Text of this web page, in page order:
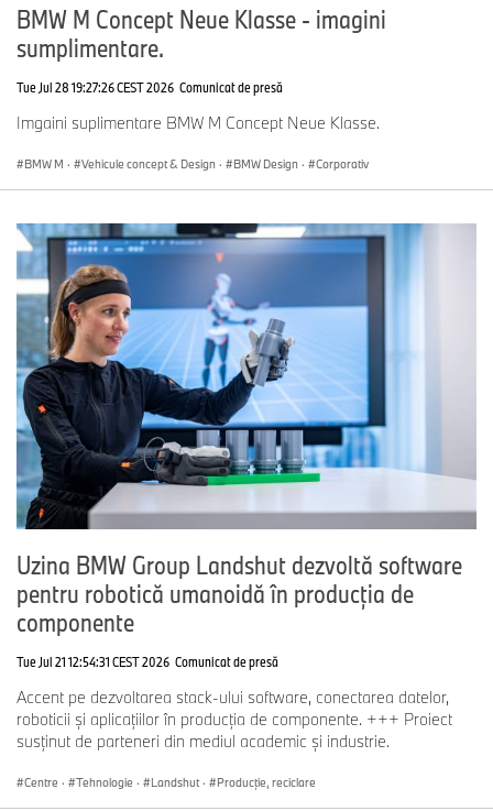
BMW M Concept Neue Klasse - imagini
sumplimentare.
Tue Jul 28 19:27:26 CEST 2026 Comunicat de presă
Imgaini suplimentare BMW M Concept Neue Klasse.
BMW M · Vehicule concept & Design · BMW Design · Corporativ
Uzina BMW Group Landshut dezvoltă software
pentru robotică umanoidă în producția de
componente
Tue Jul 21 12:54:31 CEST 2026 Comunicat de presă
Accent pe dezvoltarea stack-ului software, conectarea datelor,
roboticii și aplicațiilor în producția de componente. +++ Proiect
susținut de parteneri din mediul academic și industrie.
Centre · Tehnologie · Landshut · Producţie, reciclare